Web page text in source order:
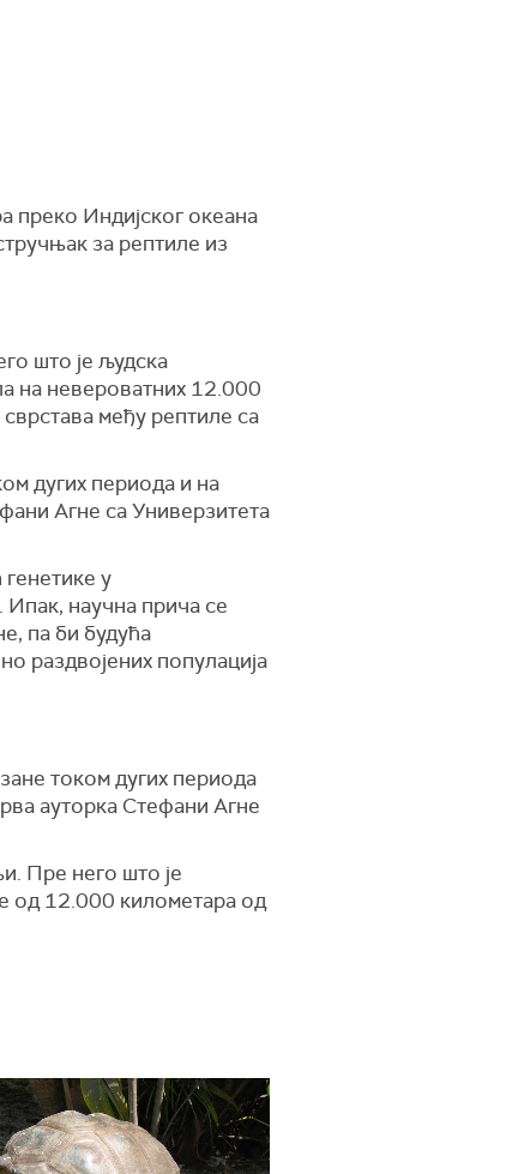
преко Индијског океана
за рептиле из
што је људска
на невероватних 12.000
међу рептиле са
дугих периода и на
Агне са Универзитета
у
Ипак, научна прича се
па би будућа
раздвојених популација
током дугих периода
ауторка Стефани Агне
Пре него што је
од 12.000 километара од